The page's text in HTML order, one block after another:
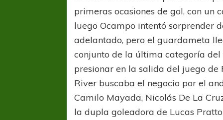
primeras ocasiones de gol, con un
luego Ocampo intentó sorprender
adelantado, pero el guardameta
conjunto de la última categoría
presionar en la salida del juego
River buscaba el negocio por el
Camilo Mayada, Nicolás De La
la dupla goleadora de Lucas